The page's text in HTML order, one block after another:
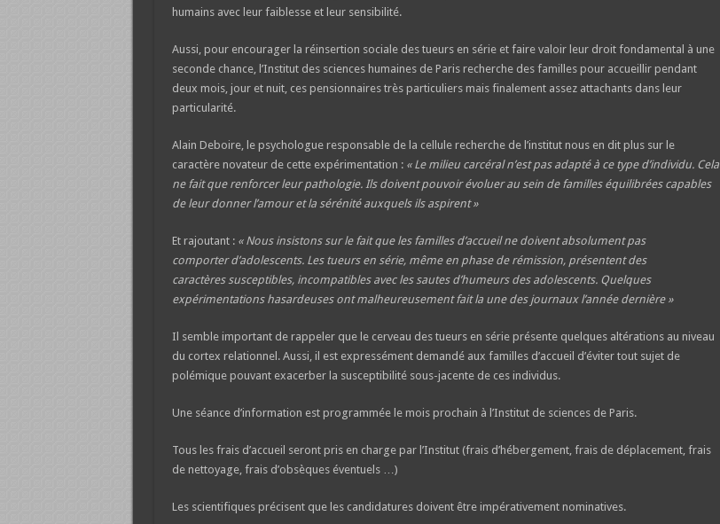
humains avec leur faiblesse et leur sensibilité.
Aussi, pour encourager la réinsertion sociale des tueurs en série et faire valoir leur droit fondamental à une
seconde chance, l’Institut des sciences humaines de Paris recherche des familles pour accueillir pendant
deux mois, jour et nuit, ces pensionnaires très particuliers mais finalement assez attachants dans leur
particularité.
Alain Deboire, le psychologue responsable de la cellule recherche de l’institut nous en dit plus sur le
caractère novateur de cette expérimentation : « Le milieu carcéral n’est pas adapté à ce type d’individu. Cela
ne fait que renforcer leur pathologie. Ils doivent pouvoir évoluer au sein de familles équilibrées capables
de leur donner l’amour et la sérénité auxquels ils aspirent »
Et rajoutant :« Nous insistons sur le fait que les familles d’accueil ne doivent absolument pas
comporter d’adolescents.Les tueurs en série, même en phase de rémission, présentent des
caractères susceptibles, incompatibles avec les sautes d’humeurs des adolescents. Quelques
expérimentations hasardeuses ont malheureusement fait la une des journaux l’année dernière »
Il semble important de rappeler que le cerveau des tueurs en série présente quelques altérations au niveau
du cortex relationnel. Aussi, il est expressément demandé aux familles d’accueil d’éviter tout sujet de
polémique pouvant exacerber la susceptibilité sous-jacente de ces individus.
Une séance d’information est programmée le mois prochain à l’Institut de sciences de Paris.
Tous les frais d’accueil seront pris en charge par l’Institut (frais d’hébergement, frais de déplacement, frais
de nettoyage, frais d’obsèques éventuels …)
Les scientifiques précisent que les candidatures doivent être impérativement nominatives.